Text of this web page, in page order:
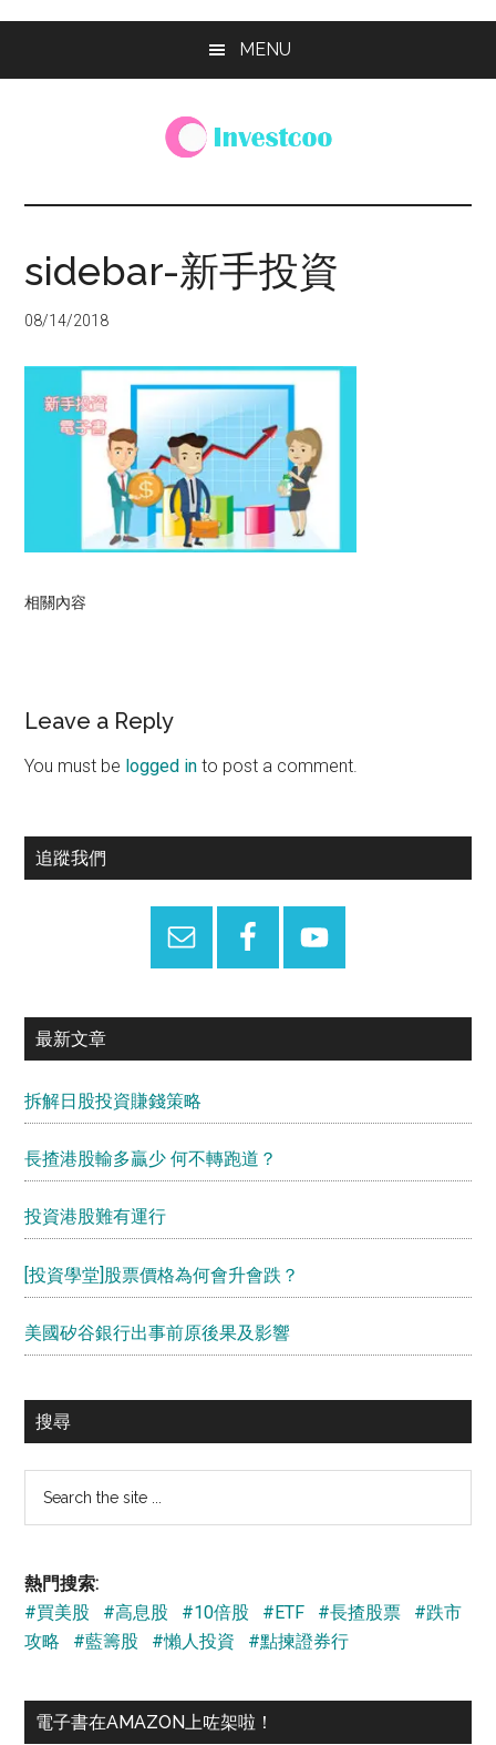
MENU
Investcoo
個
活
的
sidebar-新手投資
08/14/2018
相關內容
Reader
Interactions
Leave a Reply
You must be logged in to post a comment.
Primary
追蹤我們
最新文章
拆解日股投資賺錢策略
長揸港股輸多贏少 何不轉跑道？
投資港股難有運行
[投資學堂]股票價格為何會升會跌？
美國矽谷銀行出事前原後果及影響
搜尋
熱門搜索:
#買美股
#高息股 #10倍股 #ETF #長揸股票
#跌市
攻略
#藍籌股 #懶人投資 #點揀證券行
電子書在AMAZON上咗架啦！